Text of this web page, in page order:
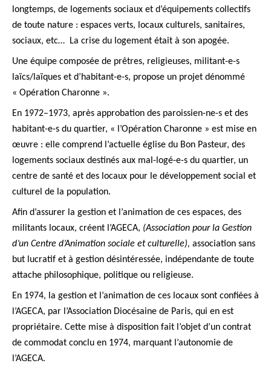
longtemps, de logements sociaux et d’équipements collectifs
de toute nature : espaces verts, locaux culturels, sanitaires,
sociaux, etc… La crise du logement était à son apogée.
Une équipe composée de prêtres, religieuses, militant-e-s
laïcs/laïques et d’habitant-e-s, propose un projet dénommé
« Opération Charonne ».
En 1972–1973, après approbation des paroissien-ne-s et des
habitant-e-s du quartier, « l’Opération Charonne » est mise en
œuvre : elle comprend
l’actuelle église du Bon Pasteur, des
logements sociaux destinés aux mal-logé-e-s du quartier, un
centre de santé et des locaux pour le développement social et
culturel de la population.
Afin d’assurer la gestion et l’animation de ces espaces, des
militants locaux, créent l’AGECA, (Association pour la Gestion
d’un Centre d’Animation sociale et culturelle), association sans
but lucratif et à gestion désintéressée, indépendante de toute
attache philosophique, politique ou religieuse.
En 1974, la gestion et l’animation de ces locaux sont confiées à
l’AGECA, par l’Association Diocésaine de Paris, qui en est
propriétaire. Cette mise à disposition fait l’objet d’un contrat
de commodat conclu en 1974, marquant l’autonomie de
l’AGECA.